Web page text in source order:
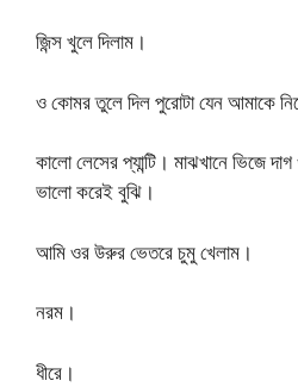
জিন্স খুলে দিলাম।
ও কোমর তুলে দিল পুরোটা যেন আমাকে
কালো লেসের প্যান্টি। মাঝখানে ভিজে
ভালো করেই বুঝি।
আমি ওর উরুর ভেতরে চুমু খেলাম।
নরম।
ধীরে।